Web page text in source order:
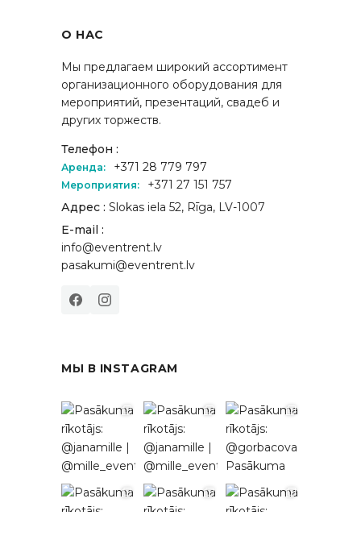
О НАС
Мы предлагаем широкий ассортимент
организационного оборудования для
мероприятий, презентаций, свадеб и
других торжеств.
Телефон :
Аренда: +371 28 779 797
Мероприятия:
+371 27 151 757
Адрес : Slokas iela 52, Rīga, LV-1007
E-mail :
info@eventrent.lv
pasakumi@eventrent.lv
МЫ В INSTAGRAM